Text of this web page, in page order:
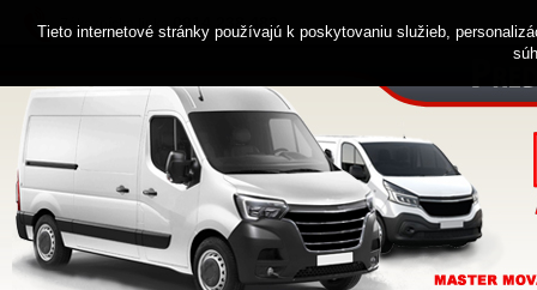
Zákaznícka linka 0914 238 482
Tieto internetové stránky používajú k poskytovaniu služieb,